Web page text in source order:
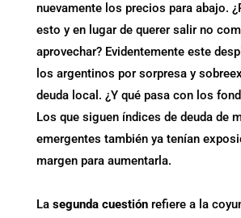
nuevamente los precios para abajo.
esto y en lugar de querer salir no
aprovechar? Evidentemente este
los argentinos por sorpresa y
deuda local. ¿Y qué pasa con los
Los que siguen índices de deuda de
emergentes también ya tenían
margen para aumentarla.
La segunda cuestiónrefiere a la